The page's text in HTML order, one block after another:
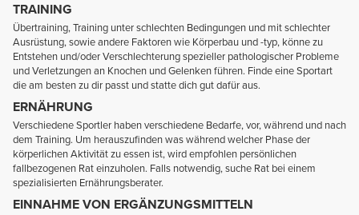
TRAINING
Übertraining, Training unter schlechten Bedingungen und mit schlechter
Ausrüstung, sowie andere Faktoren wie Körperbau und -typ, könne zu
Entstehen und/oder Verschlechterung spezieller pathologischer Probleme
und Verletzungen an Knochen und Gelenken führen. Finde eine Sportart
die am besten zu dir passt und statte dich gut dafür aus.
ERNÄHRUNG
Verschiedene Sportler haben verschiedene Bedarfe, vor, während und nach
dem Training. Um herauszufinden was während welcher Phase der
körperlichen Aktivität zu essen ist, wird empfohlen persönlichen
fallbezogenen Rat einzuholen. Falls notwendig, suche Rat bei einem
spezialisierten Ernährungsberater.
EINNAHME VON ERGÄNZUNGSMITTELN